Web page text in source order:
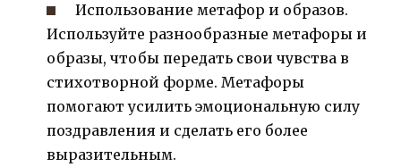
Использование метафор и образов.
Используйте разнообразные метафоры и
образы, чтобы передать свои чувства в
стихотворной форме. Метафоры
помогают усилить эмоциональную силу
поздравления и сделать его более
выразительным.